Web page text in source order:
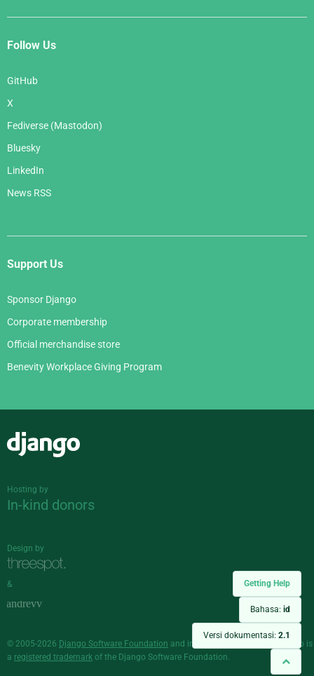
Getting Help
Bahasa: id
Versi dokumentasi: 2.1
Follow Us
GitHub
X
Fediverse (Mastodon)
Bluesky
LinkedIn
News RSS
Support Us
Sponsor Django
Corporate membership
Official merchandise store
Benevity Workplace Giving Program
Hosting by
In-kind donors
Design by
&
© 2005-2026 Django Software Foundation and individual contributors. Django is
a registered trademark of the Django Software Foundation.